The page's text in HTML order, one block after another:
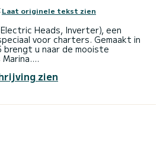
Laat originele tekst zien
Heads, Inverter), een
voor charters. Gemaakt in
brengt u naar de mooiste
uitgeruste hut(ten) en een
Met een totale lengte van 14
te brengen in de omgeving van
zien